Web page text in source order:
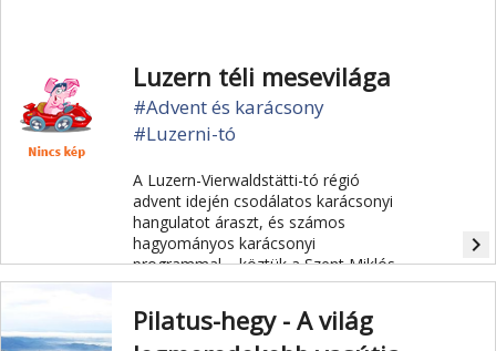
Luzern téli mesevilága
#Advent és karácsony
#Luzerni-tó
A Luzern-Vierwaldstätti-tó régió
advent idején csodálatos karácsonyi
hangulatot áraszt, és számos
hagyományos karácsonyi
programmal – köztük a Szent Miklós
tiszteletére tartott Samichlausauszug
hangulatos karácsonyi vásárokkal és
navigate_next
Pilatus-hegy - A világ